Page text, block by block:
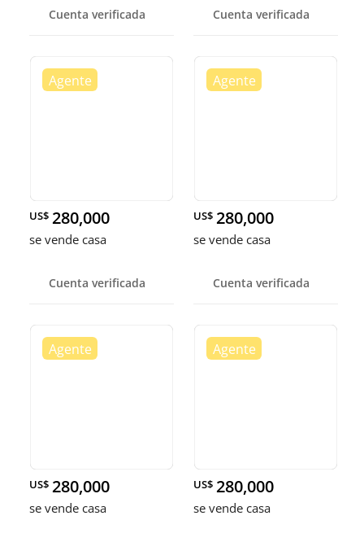
Cuenta verificada Cuenta verificada
US$ 280,000
se vende casa
Cuenta verificada
US$ 280,000
se vende casa
Cuenta verificada
US$ 280,000
se vende casa
US$ 280,000
se vende casa